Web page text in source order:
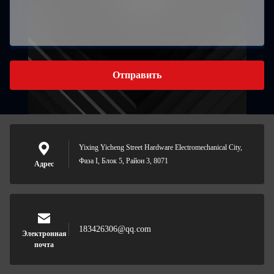
Отправить
Адрес
Yixing Yicheng Street Hardware Electromechanical City,
Фаза I, Блок 5, Район 3, 8071
Электронная
почта
183426306@qq.com